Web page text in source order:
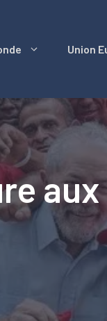
Union